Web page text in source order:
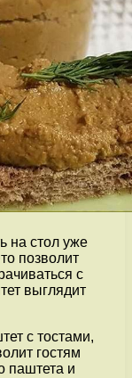
на стол уже
позволит
с
выглядит
с тостами,
гостям
паштета и